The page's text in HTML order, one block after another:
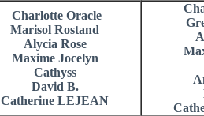
Charlotte Oracle
Marisol Rostand
Alycia Rose
Maxime Jocelyn
Cathyss
David B.
Catherine LEJEAN